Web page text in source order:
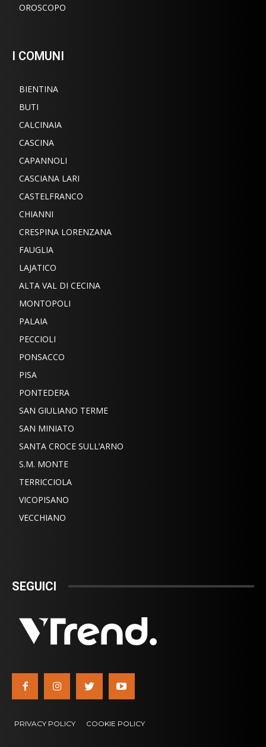
OROSCOPO
I COMUNI
BIENTINA
BUTI
CALCINAIA
CASCINA
CAPANNOLI
CASCIANA LARI
CASTELFRANCO
CHIANNI
CRESPINA LORENZANA
FAUGLIA
LAJATICO
ALTA VAL DI CECINA
MONTOPOLI
PALAIA
PECCIOLI
PONSACCO
PISA
PONTEDERA
SAN GIULIANO TERME
SAN MINIATO
SANTA CROCE SULL’ARNO
S.M. MONTE
TERRICCIOLA
VICOPISANO
VECCHIANO
SEGUICI
PRIVACY POLICY COOKIE POLICY